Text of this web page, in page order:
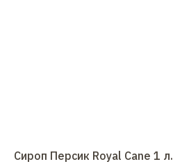
Сироп Персик Royal Cane 1 л.